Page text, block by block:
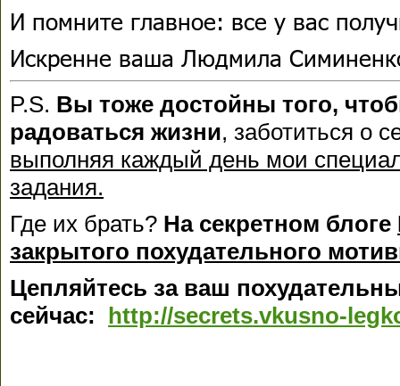
И помните главное: все у вас
Искренне ваша Людмила
P.S. Вы тоже достойны того,
радоваться жизни, заботиться о
выполняя каждый день мои
задания.
Где их брать? На секретном блоге
закрытого похудательного
Цепляйтесь за ваш
сейчас: http://secrets.vkusno-